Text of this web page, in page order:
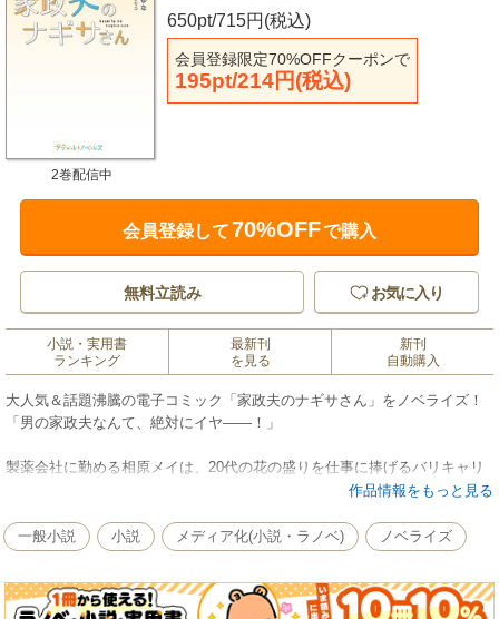
650pt/715円(税込)
会員登録限定70%OFFクーポンで
195pt/214円(税込)
2巻配信中
会員登録して70%OFFで購入
無料立読み お気に入り
小説・実用書
ランキング
最新刊
を見る
新刊
自動購入
大人気＆話題沸騰の電子コミック「家政夫のナギサさん」をノベライズ！
「男の家政夫なんて、絶対にイヤ――！」
製薬会社に勤める相原メイは、20代の花の盛りを仕事に捧げるバリキャリ
OL。周囲も一目置く仕事ぶりだが生活能力皆無で、せっかく購入したマン
の家政夫・鴫野ナギサを雇うことになって…!?四ツ原フリコ原作の人気コ
ミックを、オリジナルエピソードも交えて小説化!!
作品情報をもっと見る
一般小説 小説 メディア化(小説・ラノベ) ノベライズ